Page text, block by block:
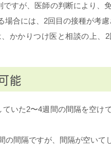
すが、医師の判断により、
合には、2回目の接種が考慮
かかりつけ医と相談の上、
能
いた2〜4週間の間隔を空け
の間隔ですが、間隔が空いて